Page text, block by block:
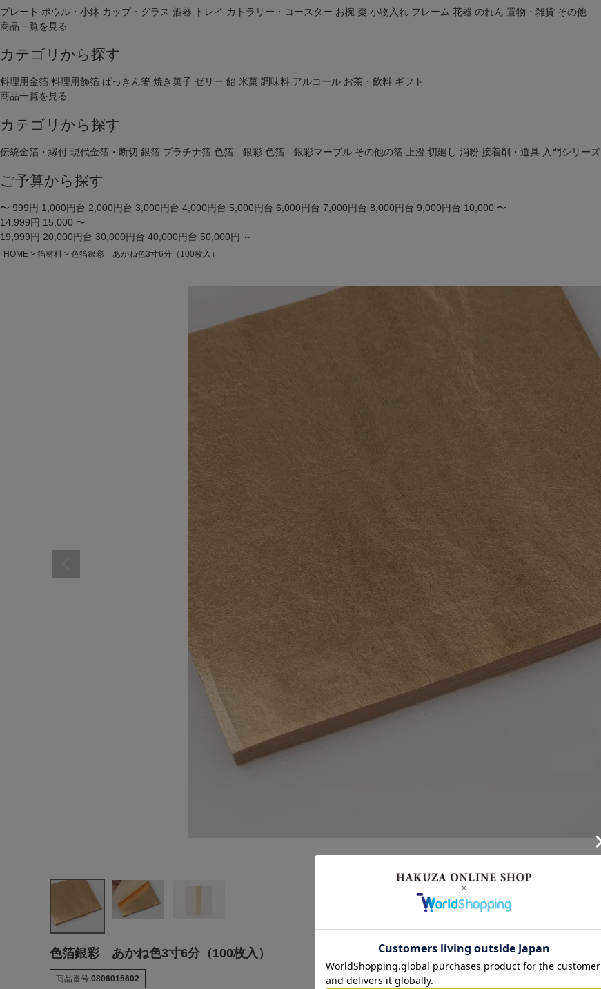
プレート ボウル・小鉢 カップ・グラス 酒器 トレイ カトラリー・コースター お椀 棗 小物入れ フレーム 花器 のれん 置物・雑貨 その他
商品一覧を見る
カテゴリから探す
料理用金箔 料理用飾箔 ぱっきん箸 焼き菓子 ゼリー 飴 米菓 調味料 アルコール お茶・飲料 ギフト
商品一覧を見る
カテゴリから探す
伝統金箔・縁付 現代金箔・断切 銀箔 プラチナ箔 色箔 銀彩 色箔 銀彩マーブル その他の箔 上澄 切廻し 消粉 接着剤・道具 入門シリーズ
ご予算から探す
〜 999円 1,000円台 2,000円台 3,000円台 4,000円台 5,000円台 6,000円台 7,000円台 8,000円台 9,000円台 10,000 〜
14,999円 15,000 〜
19,999円 20,000円台 30,000円台 40,000円台 50,000円 ～
HOME 箔材料 色箔銀彩 あかね色3寸6分（100枚入）
色箔銀彩 あかね色3寸6分（100枚入）
商品番号 0806015602